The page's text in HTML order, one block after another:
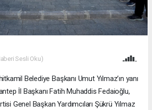
Sesli Oku)
Belediye Başkanı Umut Yılmaz’ın yanı
İl Başkanı Fatih Muhaddis Fedaioğlu,
Genel Başkan Yardımcıları Şükrü Yılmaz